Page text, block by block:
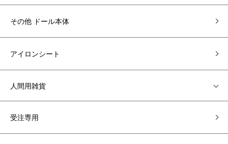
その他 ドール本体
アイロンシート
人間用雑貨
受注専用